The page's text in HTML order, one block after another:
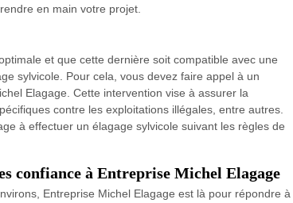
en main votre projet.
et que cette dernière soit compatible avec une
sylvicole. Pour cela, vous devez faire appel à un
Elagage. Cette intervention vise à assurer la
contre les exploitations illégales, entre autres.
à effectuer un élagage sylvicole suivant les règles de
confiance à Entreprise Michel Elagage
Entreprise Michel Elagage est là pour répondre à